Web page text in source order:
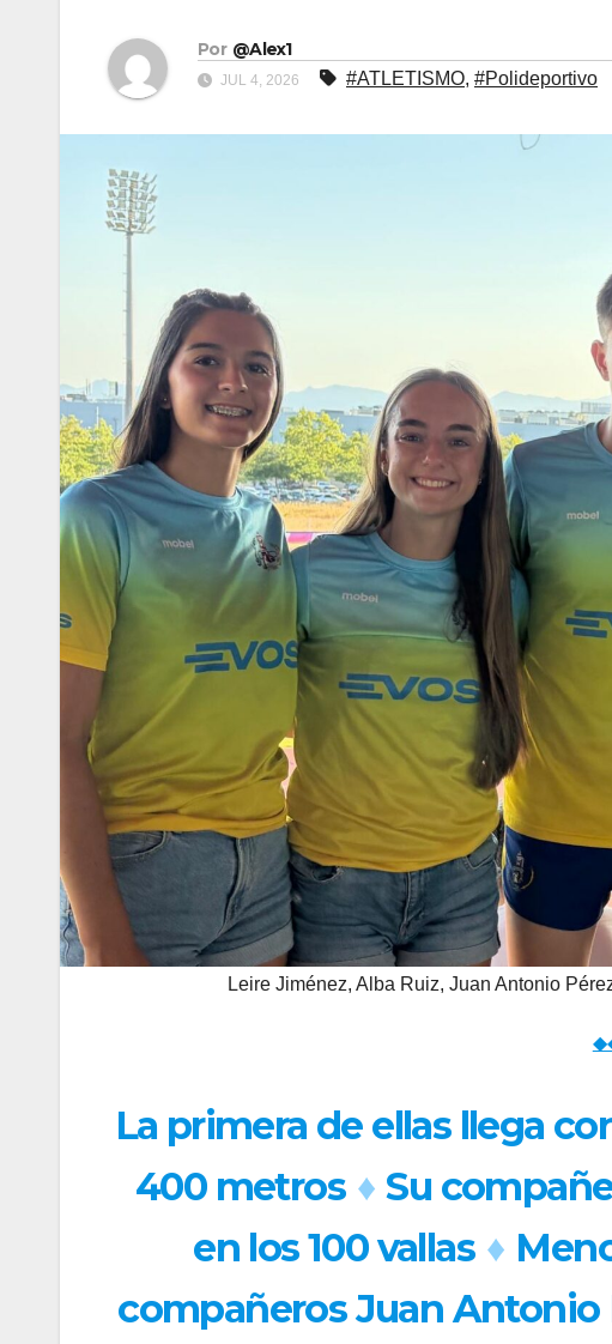
Por @Alex1
JUL 4, 2026 #ATLETISMO, #Polideportivo
Leire Jiménez, Alba Ruiz, Juan Antonio
La primera de ellas llega
400 metros ♦ Su
en los 100 vallas ♦
compañeros Juan Antonio